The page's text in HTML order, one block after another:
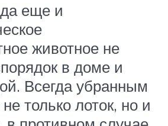
еще и
животное не
в доме и
Всегда убранным
только лоток, но и